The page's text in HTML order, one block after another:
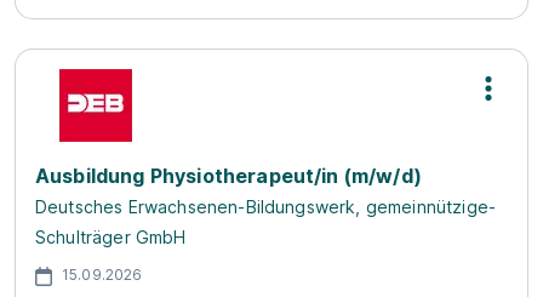
Ausbildung Physiotherapeut/in (m/w/d)
Deutsches Erwachsenen-Bildungswerk, gemeinnützige-
Schulträger GmbH
15.09.2026